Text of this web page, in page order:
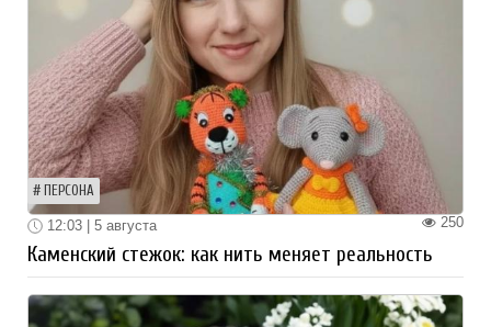
ПЕРСОНА
250
12:03 | 5 августа
Каменский стежок: как нить меняет реальность